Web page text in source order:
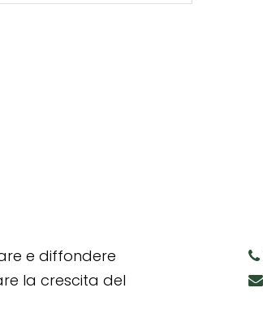
e diffondere
la crescita del